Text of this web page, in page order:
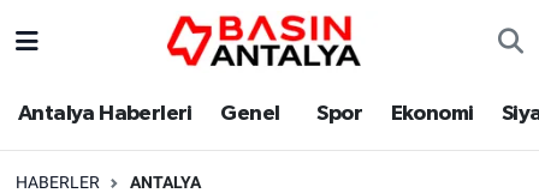
Antalya Haberleri Genel Spor Ekonomi
HABERLER ANTALYA